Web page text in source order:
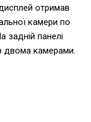
отримав
камери по
задній панелі
двома камерами.